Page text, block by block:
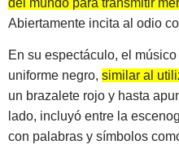
Abiertamente incita al odio
En su espectáculo, el
uniforme negro, similar al
un brazalete rojo y hasta
lado, incluyó entre la
con palabras y símbolos